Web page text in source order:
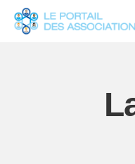
Panneau de gestion des